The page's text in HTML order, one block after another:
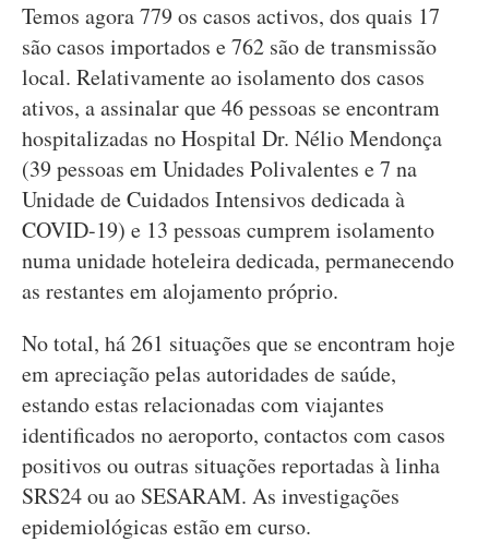
Temos agora 779 os casos activos, dos quais 17
são casos importados e 762 são de transmissão
local. Relativamente ao isolamento dos casos
ativos, a assinalar que 46 pessoas se encontram
hospitalizadas no Hospital Dr. Nélio Mendonça
(39 pessoas em Unidades Polivalentes e 7 na
Unidade de Cuidados Intensivos dedicada à
COVID-19) e 13 pessoas cumprem isolamento
numa unidade hoteleira dedicada, permanecendo
as restantes em alojamento próprio.
No total, há 261 situações que se encontram hoje
em apreciação pelas autoridades de saúde,
estando estas relacionadas com viajantes
identificados no aeroporto, contactos com casos
positivos ou outras situações reportadas à linha
SRS24 ou ao SESARAM. As investigações
epidemiológicas estão em curso.